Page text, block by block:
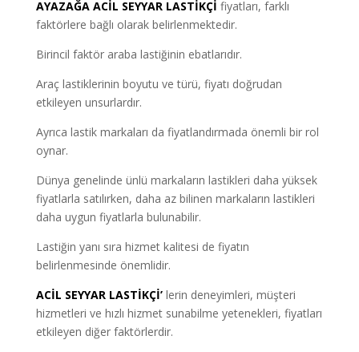
AYAZAĞA ACİL SEYYAR LASTİKÇİ fiyatları, farklı
faktörlere bağlı olarak belirlenmektedir.
Birincil faktör araba lastiğinin ebatlarıdır.
Araç lastiklerinin boyutu ve türü, fiyatı doğrudan
etkileyen unsurlardır.
Ayrıca lastik markaları da fiyatlandırmada önemli bir rol
oynar.
Dünya genelinde ünlü markaların lastikleri daha yüksek
fiyatlarla satılırken, daha az bilinen markaların lastikleri
daha uygun fiyatlarla bulunabilir.
Lastiğin yanı sıra hizmet kalitesi de fiyatın
belirlenmesinde önemlidir.
ACİL SEYYAR LASTİKÇİ’lerin deneyimleri, müşteri
hizmetleri ve hızlı hizmet sunabilme yetenekleri, fiyatları
etkileyen diğer faktörlerdir.